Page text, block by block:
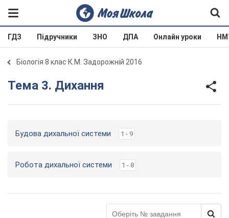
ГДЗ Підручники ЗНО ДПА Онлайн уроки
Біологія 8 клас К.М. Задорожній 2016
Тема 3. Дихання
Будова дихальної системи 1 - 9
Робота дихальної системи 1 - 8